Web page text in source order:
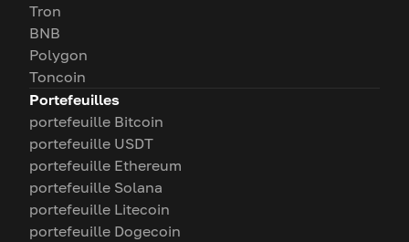
Tron
BNB
Polygon
Toncoin
Portefeuilles
portefeuille Bitcoin
portefeuille USDT
portefeuille Ethereum
portefeuille Solana
portefeuille Litecoin
portefeuille Dogecoin